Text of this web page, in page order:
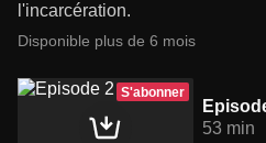
l'incarcération.
Disponible plus de 6 mois
S'abonner
53 min